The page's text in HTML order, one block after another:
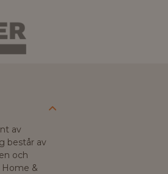
av
består av
och
Home &